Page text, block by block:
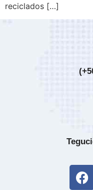
reciclados […]